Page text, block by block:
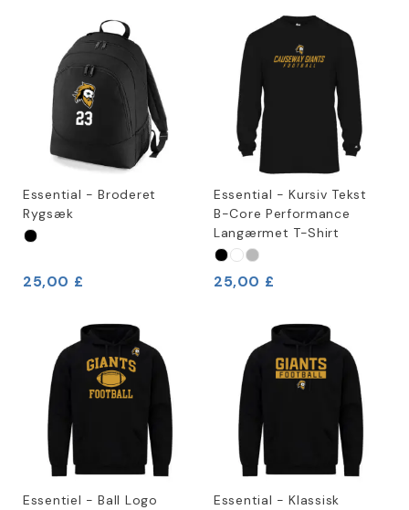
Essential - Broderet
Rygsæk
25,00 £
Essential - Kursiv Tekst
B-Core Performance
Langærmet T-Shirt
25,00 £
Essentiel - Ball Logo
Essential - Klassisk